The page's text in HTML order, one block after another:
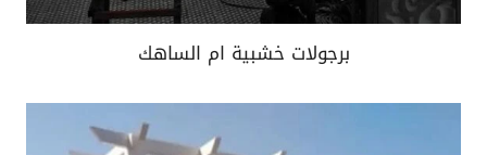
برجولات خشبية ام الساهك